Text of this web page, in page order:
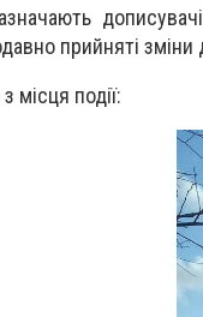
прийняті зміни
місця події: